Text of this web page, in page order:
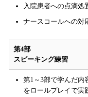
入院患者への点滴処
ナースコールへの対
第4部
スピーキング練習
第1～3部で学んだ内
をロールプレイで実